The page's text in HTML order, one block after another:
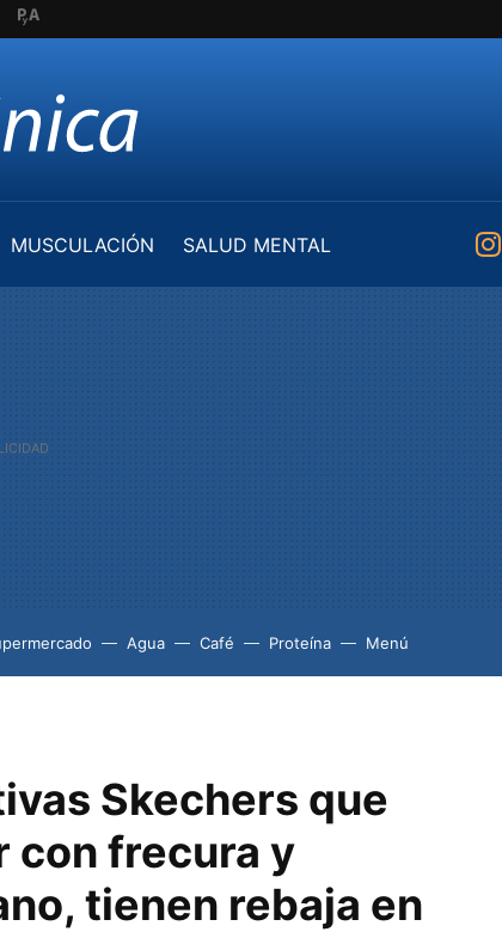
MUSCULACIÓN
SALUD MENTAL
Agua Café Proteína Menú
Skechers que
con frecura y
tienen rebaja en